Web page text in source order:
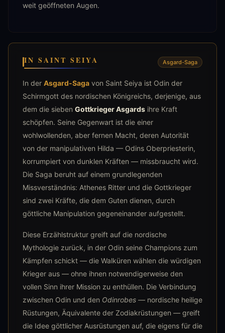
weit geöffneten Augen.
IN SAINT SEIYA Asgard-Saga
In der Asgard-Saga von Saint Seiya ist Odin der
Schirmgott des nordischen Königreichs, derjenige, aus
dem die sieben Gottkrieger Asgards ihre Kraft
schöpfen. Seine Gegenwart ist die einer
wohlwollenden, aber fernen Macht, deren Autorität
von der manipulativen Hilda — Odins Oberpriesterin,
korrumpiert von dunklen Kräften — missbraucht wird.
Die Saga beruht auf einem grundlegenden
Missverständnis: Athenes Ritter und die Gottkrieger
sind zwei Kräfte, die dem Guten dienen, durch
göttliche Manipulation gegeneinander aufgestellt.
Diese Erzählstruktur greift auf die nordische
Mythologie zurück, in der Odin seine Champions zum
Kämpfen schickt — die Walküren wählen die würdigen
Krieger aus — ohne ihnen notwendigerweise den
vollen Sinn ihrer Mission zu enthüllen. Die Verbindung
zwischen Odin und den Odinrobes — nordische heilige
Rüstungen, Äquivalente der Zodiakrüstungen — greift
die Idee göttlicher Ausrüstungen auf, die eigens für die